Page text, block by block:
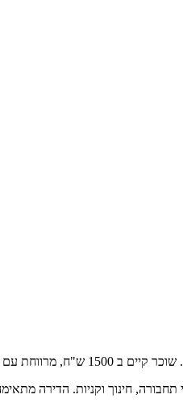
חינוך וקניות. הדירה